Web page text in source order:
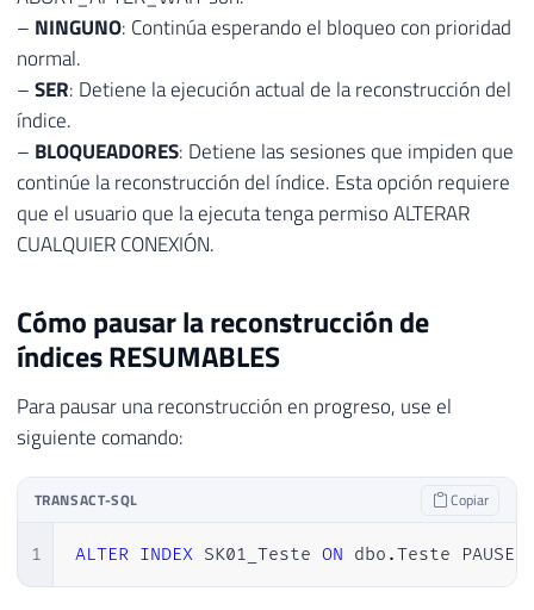
– NINGUNO: Continúa esperando el bloqueo con prioridad
normal.
–SER: Detiene la ejecución actual de la reconstrucción del
índice.
– BLOQUEADORES: Detiene las sesiones que impiden que
continúe la reconstrucción del índice. Esta opción requiere
que el usuario que la ejecuta tenga permiso ALTERAR
CUALQUIER CONEXIÓN.
Cómo pausar la reconstrucción de
índices RESUMABLES
Para pausar una reconstrucción en progreso, use el
siguiente comando:
TRANSACT-SQL Copiar
1 ALTER INDEX SK01_Teste ON dbo .Teste PAUSE